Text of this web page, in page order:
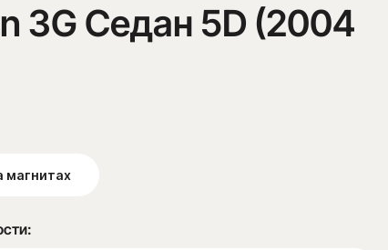
3G Седан 5D (2004
магнитах